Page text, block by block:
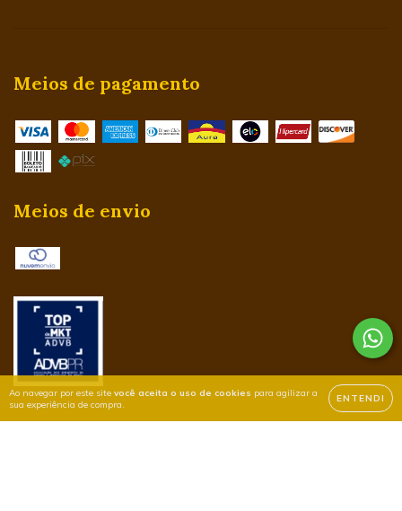
Ao navegar por este site você aceita o uso de cookies para agilizar a
sua experiência de compra.
ENTENDI
Meios de pagamento
Meios de envio